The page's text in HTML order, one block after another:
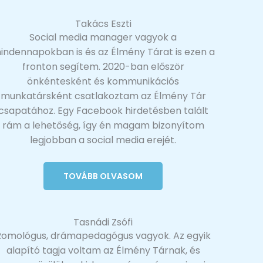
Takács Eszti
Social media manager vagyok a
is és az Élmény Tárat is ezen a
fronton segítem. 2020-ban először
önkéntesként és kommunikációs
munkatársként csatlakoztam az Élmény Tár
Egy Facebook hirdetésben talált
rám a lehetőség, így én magam bizonyítom
legjobban a social media erejét.
TOVÁBB OLVASOM
Tasnádi Zsófi
drámapedagógus vagyok. Az egyik
alapító tagja voltam az Élmény Tárnak, és